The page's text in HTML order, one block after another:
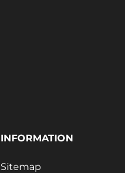
INFORMATION
Sitemap